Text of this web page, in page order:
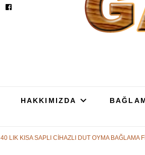
HAKKIMIZDA
40 LIK KISA SAPLI CİHAZLI DUT OYMA BAĞLAMA